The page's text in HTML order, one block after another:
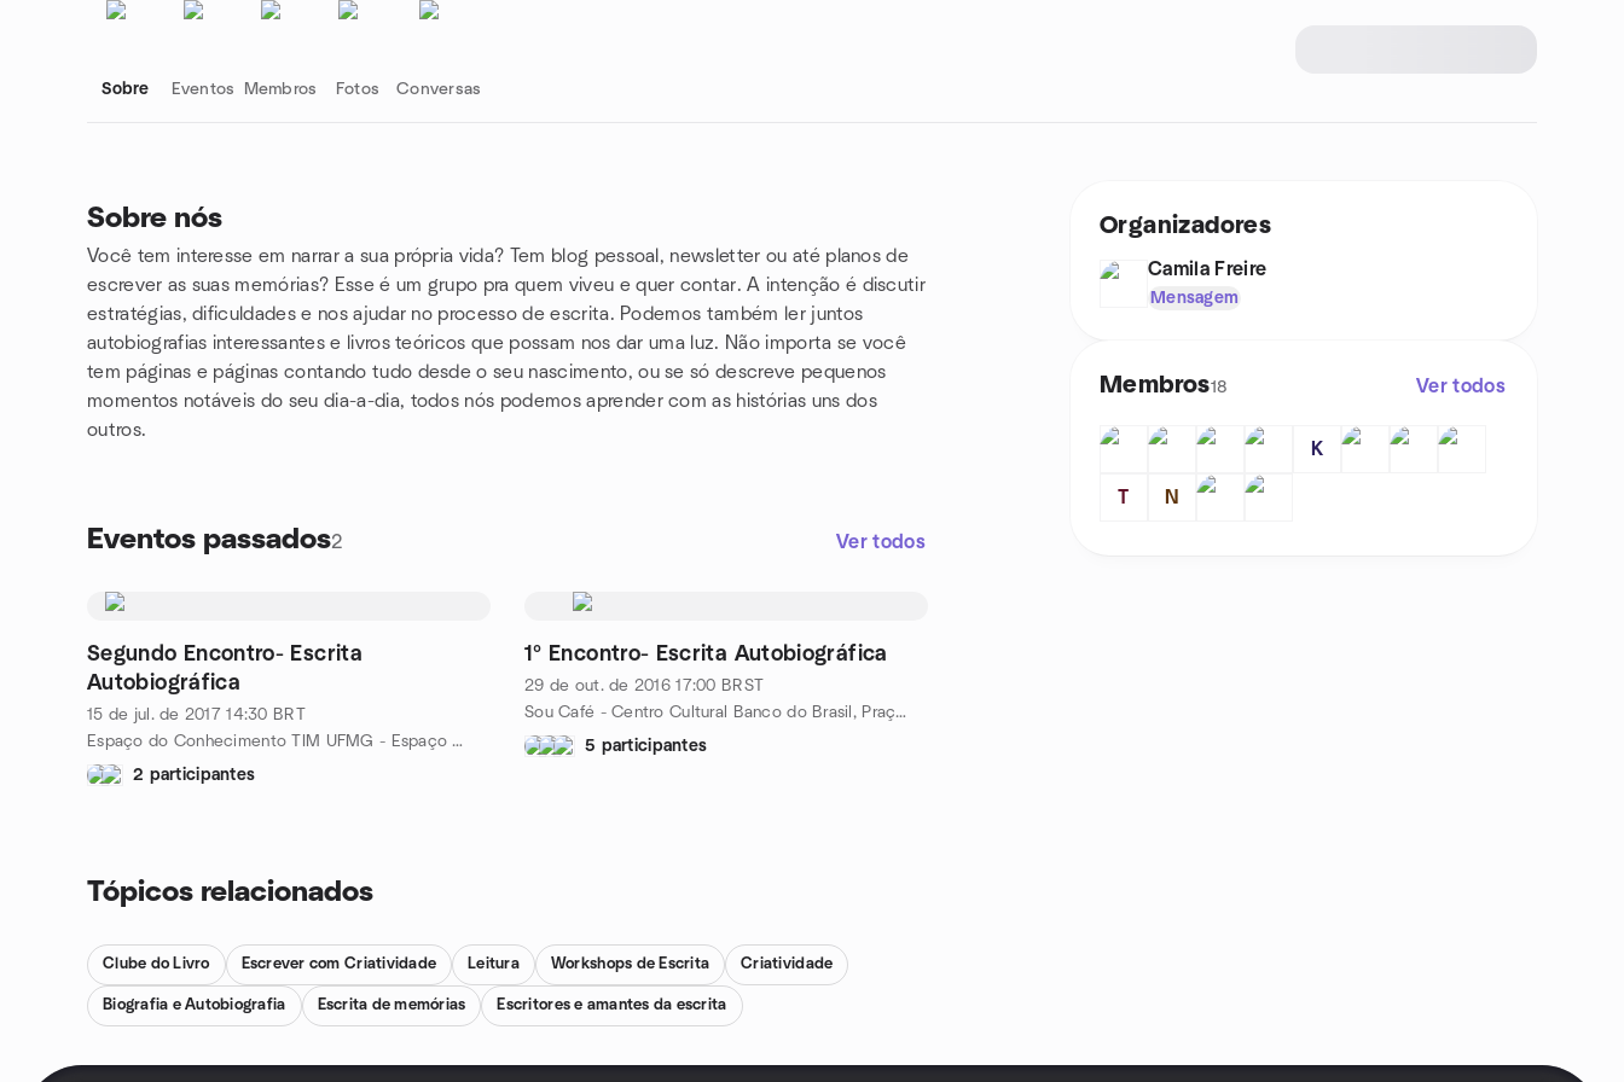
Sobre Eventos Membros Fotos Conversas
Sobre nós
Você tem interesse em narrar a sua própria vida? Tem blog pessoal, newsletter ou até planos de
escrever as suas memórias? Esse é um grupo pra quem viveu e quer contar. A intenção é discutir
estratégias, dificuldades e nos ajudar no processo de escrita. Podemos também ler juntos
autobiografias interessantes e livros teóricos que possam nos dar uma luz. Não importa se você
tem páginas e páginas contando tudo desde o seu nascimento, ou se só descreve pequenos
momentos notáveis do seu dia-a-dia, todos nós podemos aprender com as histórias uns dos
outros.
Eventos passados2 Ver todos
Segundo Encontro- Escrita
Autobiográfica
15 de jul. de 2017 14:30 BRT
Espaço do Conhecimento TIM UFMG - Espaço Café, Praça da Liberdade, 700 - Funcionários, Belo Horizonte - MG, 30140-010, Brazil, Belo Horizonte, BR
2 participantes
1º Encontro- Escrita Autobiográfica
29 de out. de 2016 17:00 BRST
Sou Café - Centro Cultural Banco do Brasil, Praça da Liberdade, 450 - Funcionários, Belo Horizonte, BR
5 participantes
Tópicos relacionados
Clube do Livro Escrever com Criatividade Leitura Workshops de Escrita Criatividade
Biografia e Autobiografia Escrita de memórias Escritores e amantes da escrita
Organizadores
Camila Freire
Mensagem
Membros18 Ver todos
K
T N